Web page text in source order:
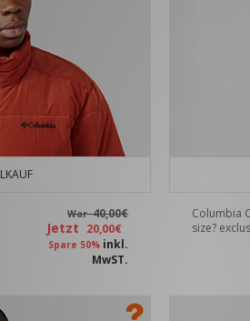
War40,00€
Jetzt 20,00€
Spare 50% inkl.
MwST.
Columbia
size?